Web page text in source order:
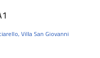
Villa San Giovanni